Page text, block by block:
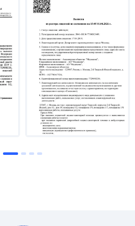
по прямой реставрации пр.
Клайберна, пр. Мангами;
"Консервативная прямая
группы зубов с
стратификации" Лоренцо
стоматологии
Sapienza, Рим и доцент
университета De La